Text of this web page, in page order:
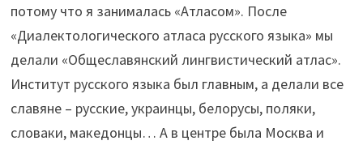
потому что я занималась «Атласом». После
«Диалектологического атласа русского языка» мы
делали «Общеславянский лингвистический атлас».
Институт русского языка был главным, а делали все
славяне – русские, украинцы, белорусы, поляки,
словаки, македонцы… А в центре была Москва и